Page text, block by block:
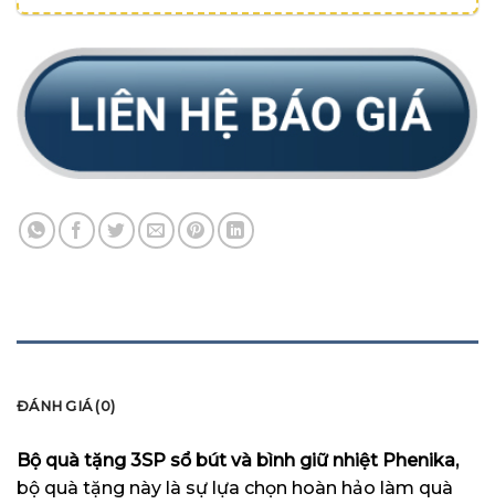
ĐÁNH GIÁ (0)
Bộ quà tặng 3SP sổ bút và bình giữ nhiệt Phenika,
bộ quà tặng này là sự lựa chọn hoàn hảo làm quà